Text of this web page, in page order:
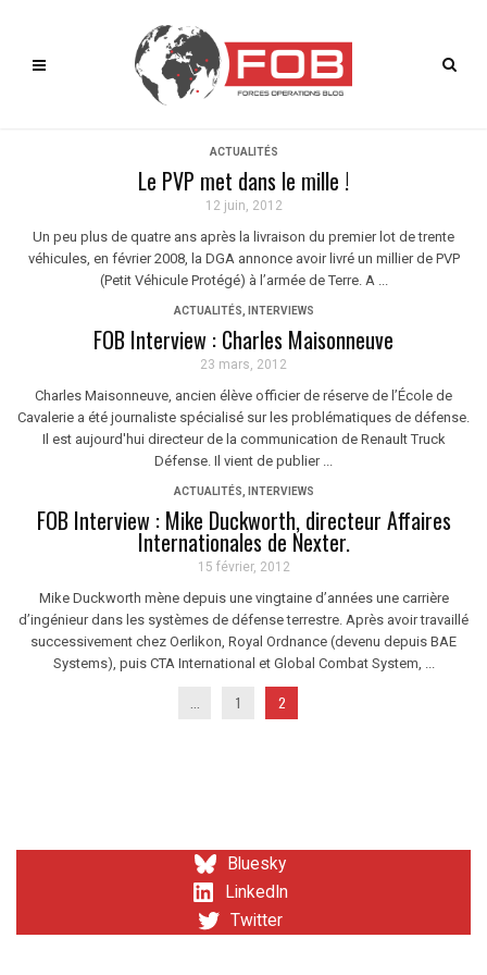
ACTUALITÉS
Le PVP met dans le mille !
12 juin, 2012
Un peu plus de quatre ans après la livraison du premier lot de trente
véhicules, en février 2008, la DGA annonce avoir livré un millier de PVP
(Petit Véhicule Protégé) à l’armée de Terre. A ...
ACTUALITÉS INTERVIEWS
FOB Interview : Charles Maisonneuve
23 mars, 2012
Charles Maisonneuve, ancien élève officier de réserve de l’École de
Cavalerie a été journaliste spécialisé sur les problématiques de défense.
Il est aujourd'hui directeur de la communication de Renault Truck
Défense. Il vient de publier ...
ACTUALITÉS INTERVIEWS
FOB Interview : Mike Duckworth, directeur Affaires
Internationales de Nexter.
15 février, 2012
Mike Duckworth mène depuis une vingtaine d’années une carrière
d’ingénieur dans les systèmes de défense terrestre. Après avoir travaillé
successivement chez Oerlikon, Royal Ordnance (devenu depuis BAE
Systems), puis CTA International et Global Combat System, ...
1 2
Bluesky
LinkedIn
Twitter